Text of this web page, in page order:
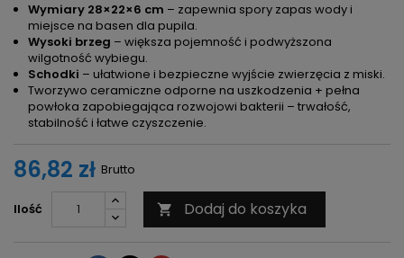
Wymiary 28×22×6 cm – zapewnia spory zapas wody i
miejsce na basen dla pupila.
Wysoki brzeg – większa pojemność i podwyższona
wilgotność wybiegu.
Schodki – ułatwione i bezpieczne wyjście zwierzęcia z miski.
Tworzywo ceramiczne odporne na uszkodzenia + pełna
powłoka zapobiegająca rozwojowi bakterii – trwałość,
stabilność i łatwe czyszczenie.
86,82 zł Brutto
Ilość  Dodaj do koszyka